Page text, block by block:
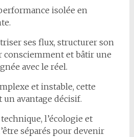
isolée en
ses flux, structurer son
consciemment et bâtir une
avec le réel.
et instable, cette
avantage décisif.
l’écologie et
séparés pour devenir